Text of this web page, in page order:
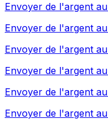
Envoyer de l'argent au
Envoyer de l'argent au
Envoyer de l'argent au
Envoyer de l'argent au
Envoyer de l'argent au
Envoyer de l'argent au